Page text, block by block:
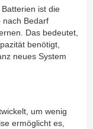
ist die
nach Bedarf
Das bedeutet,
benötigt,
neues System
um wenig
ermöglicht es,